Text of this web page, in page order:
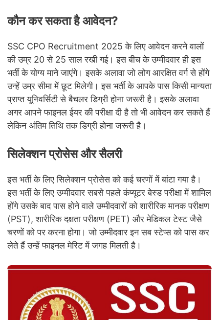
कौन कर सकता है आवेदन?
SSC CPO Recruitment 2025 के लिए आवेदन करने वालों
की उम्र 20 से 25 साल रखी गई। इस बीच के उम्मीदवार ही इस
भर्ती के योग्य माने जाएंगे। इसके अलावा जो लोग आरक्षित वर्ग से होंगे
उन्हें उम्र सीमा में छूट मिलेगी। इस भर्ती के आपके पास किसी मान्यता
प्राप्त यूनिवर्सिटी से बैचलर डिग्री होना जरूरी है। इसके अलावा
अगर आपने फाइनल ईयर की परीक्षा दी है तो भी आवेदन कर सकते हैं
लेकिन अंतिम तिथि तक डिग्री होना जरूरी है।
सिलेक्शन प्रोसेस और सैलरी
इस भर्ती के लिए सिलेक्शन प्रोसेस को कई चरणों में बांटा गया है।
इस भर्ती के लिए उम्मीदवार सबसे पहले कंप्यूटर बेस्ड परीक्षा में शामिल
होंगे उसके बाद पास होने वाले उम्मीदवारों को शारीरिक मानक परीक्षण
(PST), शारीरिक दक्षता परीक्षण (PET) और मेडिकल टेस्ट जैसे
चरणों को पर करना होगा। जो उम्मीदवार इन सब स्टेप्स को पास कर
लेते हैं उन्हें फाइनल मेरिट में जगह मिलती है।